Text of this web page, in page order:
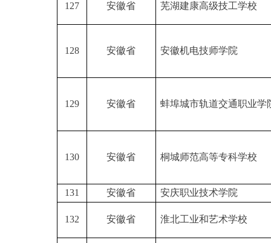
127 安徽省 芜湖建康高级技工学校
128 安徽省 安徽机电技师学院
129 安徽省 蚌埠城市轨道交通职业学
130 安徽省 桐城师范高等专科学校
131 安徽省 安庆职业技术学院
132 安徽省 淮北工业和艺术学校